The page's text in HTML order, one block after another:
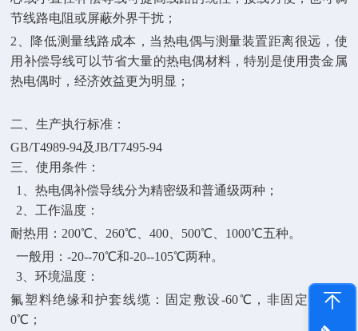
节线路电阻或屏蔽外界干扰；
2、降低测量线路成本，当热电偶与测量装置距离很远，使
用补偿导线可以节省大量的热电偶材料，特别是使用贵金属
热电偶时，经济效益更为明显；
二、生产执行标准：
GB/T4989-94及JB/T7495-94
三、使用条件：
1、热电偶补偿导线分为精密级和普通级两种；
2、工作温度：
耐热用：200℃、260℃、400、500℃、1000℃五种。
一般用：-20--70℃和-20--105℃两种。
3、环境温度：
氟塑料绝缘和护套线缆：固定敷设-60℃，非固定敷设-2
0℃；